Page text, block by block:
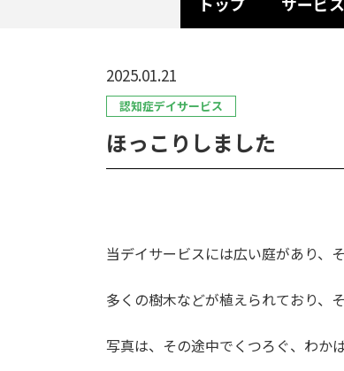
2025.01.21
認知症デイサービス
ほっこりしました
当デイサービスには広い庭があり、
多くの樹木などが植えられており、
写真は、その途中でくつろぐ、わか